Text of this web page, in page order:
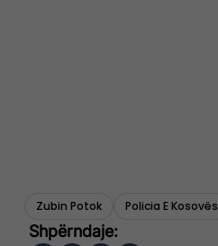
Zubin Potok Policia E Kosovës